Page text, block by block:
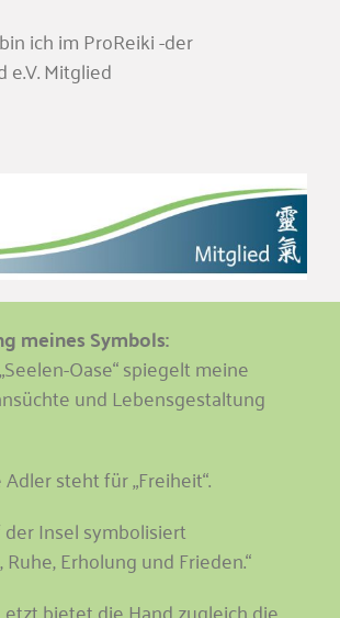
ich im ProReiki -der
e.V. Mitglied
meines Symbols:
Oase“ spiegelt meine
und Lebensgestaltung
steht für „Freiheit“.
Insel symbolisiert
Erholung und Frieden.“